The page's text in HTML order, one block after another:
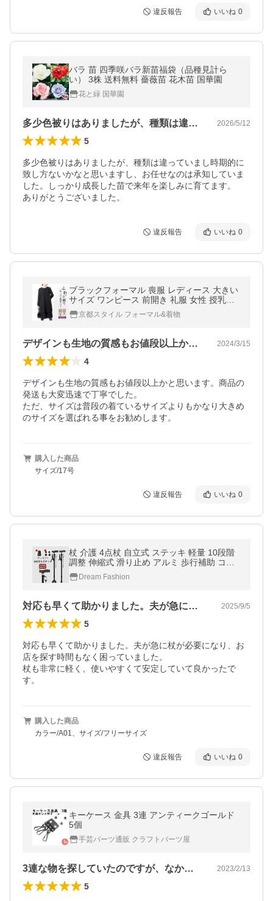
違反報告 いいね 0
バラ 苗 四季咲バラ新苗福袋（品種見計ら
い） 3株 送料無料 薔薇苗 花木苗 国華園
花と緑 国華園
多少色被りはありましたが、種類は違って… 2026/5/12
5
多少色被りはありましたが、種類は違っていまし時期的に
致し方ないかなと思いますし、お任せなのは承知していま
した。しっかり成長した苗で来年を楽しみに育てます。
ありがとうございました。
違反報告 いいね 0
ブラックフォーマル 喪服 レディース 大きい
サイズ ワンピース 前開き 礼服 女性 授乳対
応 スーツ 30代 40代 50代 60代 ゆったり 体
型カバー 274
京都スタイル フォーマル&着物
デザインも生地の質感もお値段以上かと思… 2024/3/15
4
デザインも生地の質感もお値段以上かと思います。商品の
発送も大変迅速で丁寧でした。
ただ、サイズは普段の着ているサイズよりもかなり大きめ
のサイズを選ばれる事をお勧めします。
購入した商品
サイズ/17号
違反報告 いいね 0
杖 介護 4点杖 自立式 ステッキ 軽量 10段階
調整 伸縮式 滑り止め アルミ 歩行補助 コン
パクト 補助ハンドル付き 女性 男性 敬老の日
母の日 プレゼント 爆買
Dream Fashion
対応も早くて助かりました。夫が急に杖が… 2025/9/5
5
対応も早くて助かりました。夫が急に杖が必要になり、お
店を探す時間もなく困っていました。
杖も非常に軽く、使いやすくて安定していて良かったで
す。
購入した商品
カラー/A01、サイズ/フリーサイズ
違反報告 いいね 0
キーケース 金具 3連 アンティークゴールド
5個
手芸パーツ通販 クラフトパーツ屋
3連な物を探していたのですが、なかなか… 2023/2/13
5